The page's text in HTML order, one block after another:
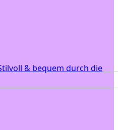
& bequem durch die